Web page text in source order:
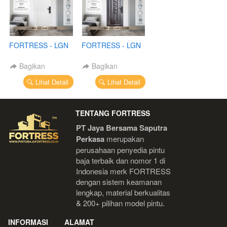
FORTRESS - LGN
Bagikan
` Lihat Detail
FORTRESS - LGN
Bagikan
` Lihat Detail
TENTANG FORTRESS
PT Jaya Bersama Saputra
Perkasa merupakan
perusahaan penyedia pintu
baja terbaik dan nomor 1 di
Indonesia
dengan sistem keamanan
lengkap, material berkualitas
& 200+ pilihan model pintu.
INFORMASI ALAMAT